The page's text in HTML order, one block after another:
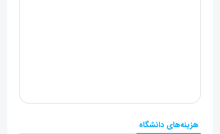
هزینه‌های دانشگاه